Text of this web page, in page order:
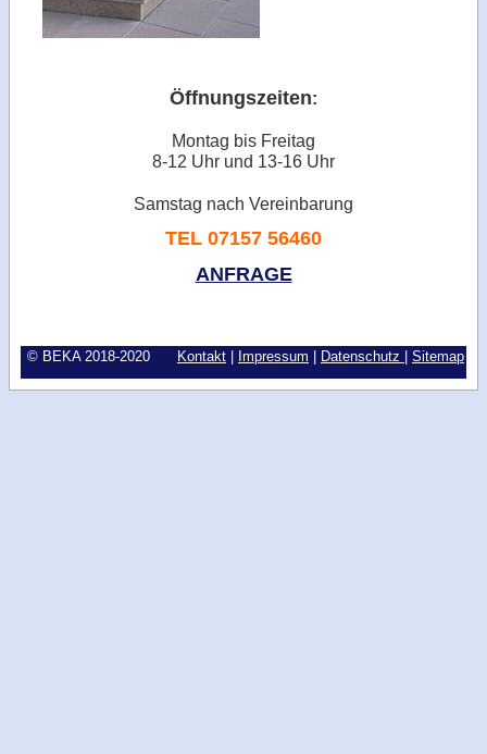
Öffnungszeiten:
Montag bis Freitag
8-12 Uhr und 13-16 Uhr
Samstag nach Vereinbarung
TEL 07157 56460
ANFRAGE
© BEKA 2018-2020 Kontakt Impressum Datenschutz Sitemap